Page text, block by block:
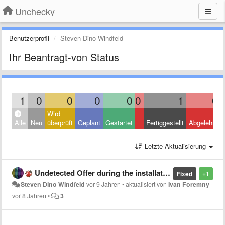
Unchecky
Benutzerprofil Steven Dino Windfeld
Ihr Beantragt-von Status
1 0 0 0 0 0 1 0
Alle Neu
Wird
überprüft Geplant Gestartet Fertiggestellt Abgelehnt
Letzte Aktualisierung
+1
Fixed
Undetected Offer during the installation of "Messenger for Desktop"
Steven Dino Windfeld vor 9 Jahren •aktualisiert vonIvan Foremny
vor 8 Jahren • 3